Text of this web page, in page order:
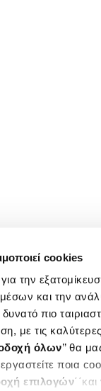
cookies
την
και την
πιο
με τις
όλων’’ θα
ποια
επιλογών